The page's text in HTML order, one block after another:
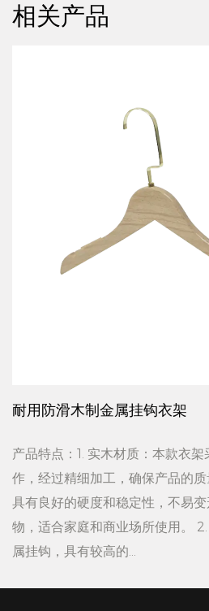
相关产品
耐用防滑木制金属挂钩衣架
产品特点：1. 实木材质：本款衣
作，经过精细加工，确保产品的
具有良好的硬度和稳定性，不易
物，适合家庭和商业场所使用。
属挂钩，具有较高的...